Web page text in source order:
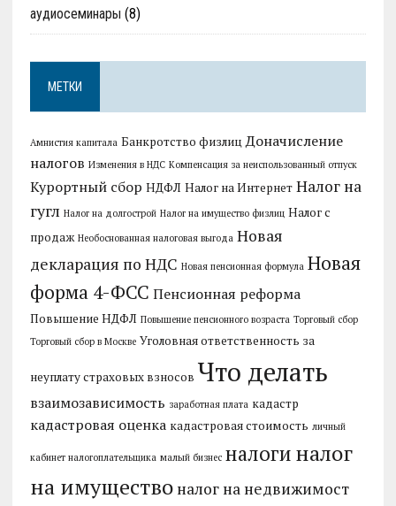
аудиосеминары (8)
МЕТКИ
Амнистия капитала Банкротство физлиц Доначисление
налогов Изменения в НДС Компенсация за неиспользованный отпуск
Курортный сбор НДФЛ Налог на Интернет Налог на
гугл Налог на долгострой Налог на имущество физлиц Налог с
продаж Необоснованная налоговая выгода Новая
декларация по НДС Новая пенсионная формула Новая
форма 4-ФСС Пенсионная реформа
Повышение НДФЛ Повышение пенсионного возраста Торговый сбор
Торговый сбор в Москве Уголовная ответственность за
неуплату страховых взносов Что делать
взаимозависимость заработная плата кадастр
кадастровая оценка кадастровая стоимость личный
кабинет налогоплательщика малый бизнес налоги налог
на имущество налог на недвижимост